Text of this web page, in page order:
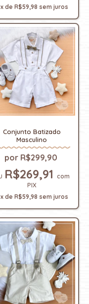
x de R$59,98 sem juros
Conjunto Batizado
Masculino
R$299,90
R$269,91 com
PIX
x de R$59,98 sem juros